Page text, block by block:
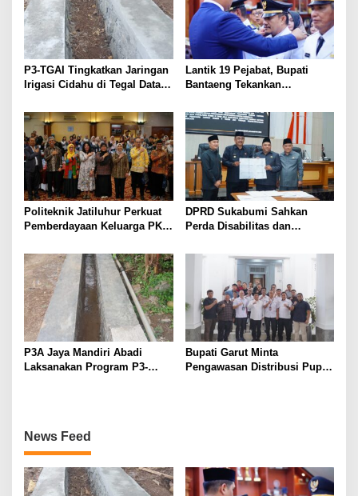
P3-TGAI Tingkatkan Jaringan
Irigasi Cidahu di Tegal Datar
Lantik 19 Pejabat, Bupati
Bantaeng Tekankan
kepada Masyarakat
Politeknik Jatiluhur Perkuat
Pemberdayaan Keluarga PKH
DPRD Sukabumi Sahkan
Perda Disabilitas dan
PPAS 2026
P3A Jaya Mandiri Abadi
Laksanakan Program P3-
Bupati Garut Minta
Pengawasan Distribusi Pupuk
News Feed